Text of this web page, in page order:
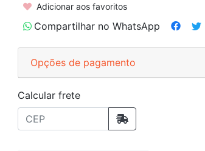
Adicionar aos favoritos
Compartilhar no WhatsApp
Opções de pagamento
Calcular frete